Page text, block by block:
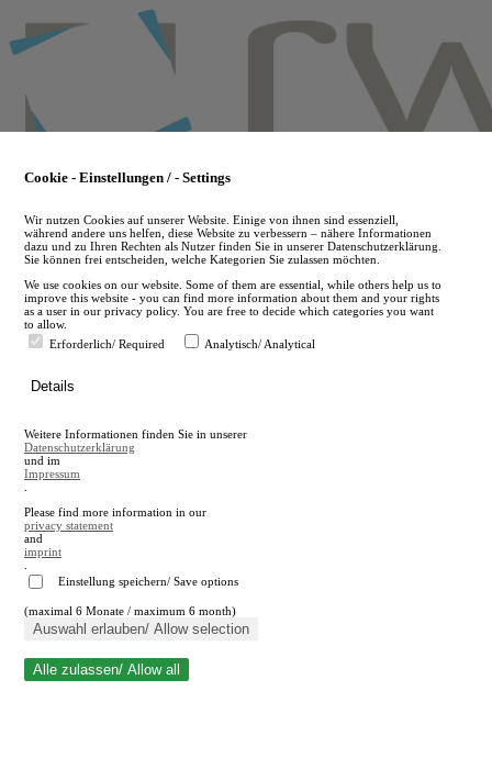
to
main
en
A
A
Suche schließen
Cookie - Einstellungen / - Settings
Wir nutzen Cookies auf unserer Website. Einige von ihnen sind essenziell,
während andere uns helfen, diese Website zu verbessern – nähere Informationen
dazu und zu Ihren Rechten als Nutzer finden Sie in unserer Datenschutzerklärung.
Sie können frei entscheiden, welche Kategorien Sie zulassen möchten.
We use cookies on our website. Some of them are essential, while others help us to
improve this website - you can find more information about them and your rights
as a user in our privacy policy. You are free to decide which categories you want
to allow.
Erforderlich/ Required
Analytisch/ Analytical
Details
Weitere Informationen finden Sie in unserer
Datenschutzerklärung
und im
Impressum
Please find more information in our
privacy statement
and
imprint
Einstellung speichern/ Save options
(maximal 6 Monate / maximum 6 month)
Auswahl erlauben/ Allow selection
Alle zulassen/ Allow all